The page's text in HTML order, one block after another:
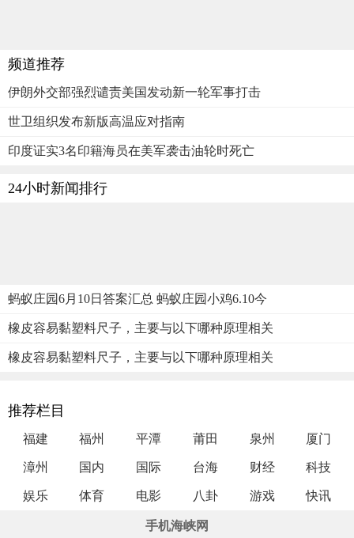
频道推荐
伊朗外交部强烈谴责美国发动新一轮军事打击
世卫组织发布新版高温应对指南
印度证实3名印籍海员在美军袭击油轮时死亡
24小时新闻排行
蚂蚁庄园6月10日答案汇总 蚂蚁庄园小鸡6.10今
橡皮容易黏塑料尺子，主要与以下哪种原理相关
橡皮容易黏塑料尺子，主要与以下哪种原理相关
推荐栏目
福建 福州 平潭 莆田 泉州 厦门
漳州 国内 国际 台海 财经 科技
娱乐 体育 电影 八卦 游戏 快讯
手机海峡网